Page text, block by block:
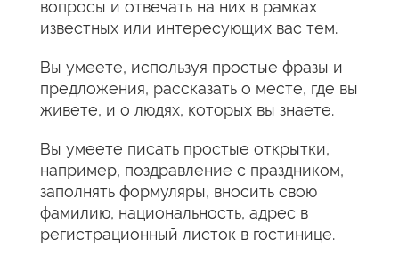
вопросы и отвечать на них в рамках
известных или интересующих вас тем.
Вы умеете, используя простые фразы и
предложения, рассказать о месте, где вы
живете, и о людях, которых вы знаете.
Вы умеете писать простые открытки,
например, поздравление с праздником,
заполнять формуляры, вносить свою
фамилию, национальность, адрес в
регистрационный листок в гостинице.